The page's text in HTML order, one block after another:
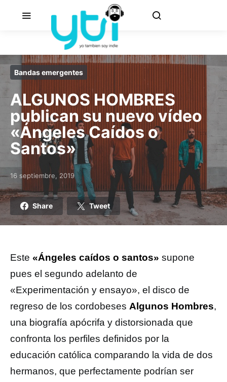
Bandas emergentes
ALGUNOS HOMBRES
publican su nuevo vídeo
«Ángeles Caídos o
Santos»
Posted on
16 septiembre, 2019
Share Tweet
Este «Ángeles caídos o santos» supone
pues el segundo adelanto de
«Experimentación y ensayo», el disco de
regreso de los cordobeses Algunos Hombres,
una biografía apócrifa y distorsionada que
confronta los perfiles definidos por la
educación católica comparando la vida de dos
hermanos, que perfectamente podrían ser